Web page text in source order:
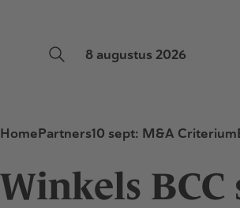
8 augustus 2026
HomePartners10 sept: M&A Criterium
Winkels